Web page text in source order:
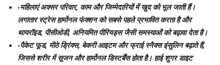
-महिलाएं अक्सर परिवार, काम और जिम्मेदारियों में खुद को भूल जाती हैं।
लगातार स्ट्रेस हार्मोनल फंक्शन को सबसे पहले प्रभावित करता है और
थायरॉइड, पीसीओडी, अनियमित पीरियड्स जैसी समस्याओं को बढ़ावा देता है।
-पैकेट फूड, मीठे ड्रिंक्स, बेकरी आइटम और फ्राई स्नैक्स इंसुलिन बढ़ाते हैं,
जिससे शरीर में सूजन और हार्मोनल डिस्टर्बेंस होता है। हाई शुगर डाइट